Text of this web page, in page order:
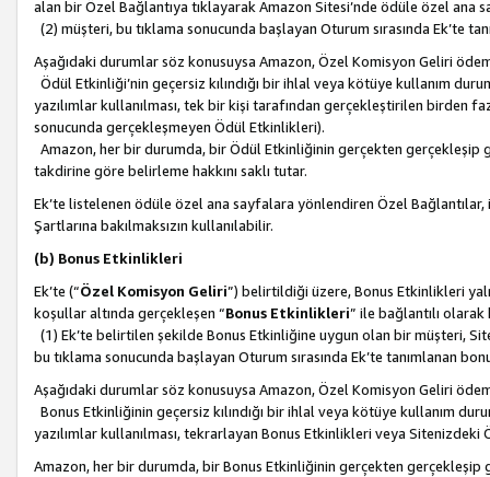
alan bir Özel Bağlantıya tıklayarak Amazon Sitesi’nde ödüle özel ana
(2) müşteri, bu tıklama sonucunda başlayan Oturum sırasında Ek’te
Aşağıdaki durumlar söz konusuysa Amazon, Özel Komisyon Geliri
Ödül Etkinliği’nin geçersiz kılındığı bir ihlal veya kötüye kullanım
yazılımlar kullanılması, tek bir kişi tarafından gerçekleştirilen
sonucunda gerçekleşmeyen Ödül Etkinlikleri).
Amazon, her bir durumda, bir Ödül Etkinliğinin gerçekten gerçekleşip
takdirine göre belirleme hakkını saklı tutar.
Ek’te listelenen ödüle özel ana sayfalara yönlendiren Özel
Şartlarına bakılmaksızın kullanılabilir.
(b) Bonus Etkinlikleri
Ek’te (“Özel Komisyon Geliri”) belirtildiği üzere, Bonus Etkinlikleri
koşullar altında gerçekleşen “Bonus Etkinlikleri” ile bağlantılı olarak
(1) Ek’te belirtilen şekilde Bonus Etkinliğine uygun olan bir müşteri,
bu tıklama sonucunda başlayan Oturum sırasında Ek’te tanımlanan
Aşağıdaki durumlar söz konusuysa Amazon, Özel Komisyon Geliri
Bonus Etkinliğinin geçersiz kılındığı bir ihlal veya kötüye kullanım
yazılımlar kullanılması, tekrarlayan Bonus Etkinlikleri veya
Amazon, her bir durumda, bir Bonus Etkinliğinin gerçekten gerçekleşip